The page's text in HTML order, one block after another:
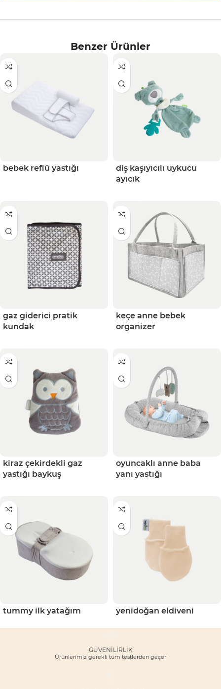
Benzer Ürünler
bebek reflü yastığı
diş kaşıyıcılı uykucu
ayıcık
gaz giderici pratik
kundak
keçe anne bebek
organizer
kiraz çekirdekli gaz
yastığı baykuş
oyuncaklı anne baba
yanı yastığı
tummy i̇lk yatağım yenidoğan eldiveni
GÜVENILIRLIK
Ürünlerimiz gerekli tüm testlerden geçer